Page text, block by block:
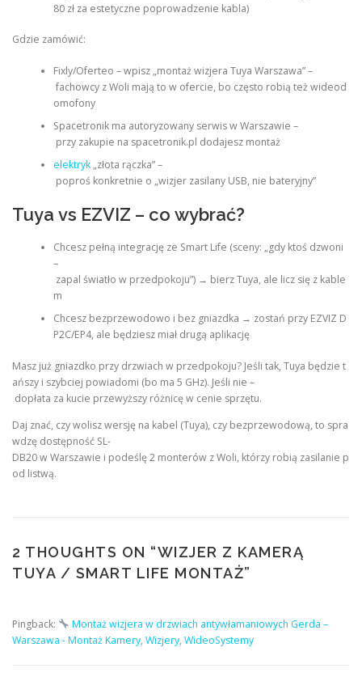
80 zł za estetyczne poprowadzenie kabla)
Gdzie zamówić:
Fixly/Oferteo – wpisz „montaż wizjera Tuya Warszawa” –
fachowcy z Woli mają to w ofercie, bo często robią też wideod
omofony
Spacetronik ma autoryzowany serwis w Warszawie –
przy zakupie na spacetronik.pl dodajesz montaż
elektryk„złota rączka” –
poproś konkretnie o „wizjer zasilany USB, nie bateryjny”
Tuya vs EZVIZ – co wybrać?
Chcesz pełną integrację ze Smart Life (sceny: „gdy ktoś dzwoni
–
zapal światło w przedpokoju”) → bierz Tuya, ale licz się z kable
m
Chcesz bezprzewodowo i bez gniazdka → zostań przy EZVIZ D
P2C/EP4, ale będziesz miał drugą aplikację
Masz już gniazdko przy drzwiach w przedpokoju? Jeśli tak, Tuya będzie t
ańszy i szybciej powiadomi (bo ma 5 GHz). Jeśli nie –
dopłata za kucie przewyższy różnicę w cenie sprzętu.
Daj znać, czy wolisz wersję na kabel (Tuya), czy bezprzewodową, to spra
wdzę dostępność SL-
DB20 w Warszawie i podeślę 2 monterów z Woli, którzy robią zasilanie p
od listwą.
2 THOUGHTS ON “WIZJER Z KAMERĄ
TUYA / SMART LIFE MONTAŻ”
Pingback:
Montaż wizjera w drzwiach antywłamaniowych Gerda –
Warszawa - Montaż Kamery, Wizjery, WideoSystemy